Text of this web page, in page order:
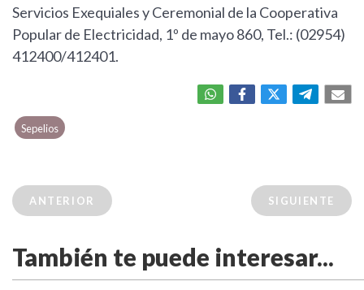
Servicios Exequiales y Ceremonial de la Cooperativa
Popular de Electricidad, 1º de mayo 860, Tel.: (02954)
412400/412401.
Sepelios
ANTERIOR SIGUIENTE
También te puede interesar...